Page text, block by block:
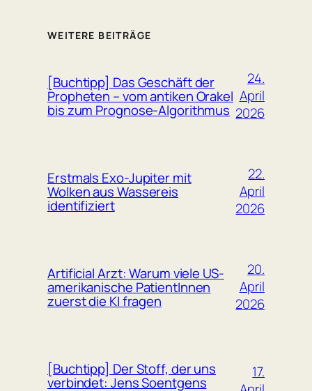
WEITERE BEITRÄGE
[Buchtipp] Das Geschäft der
Propheten – vom antiken Orakel
bis zum Prognose-Algorithmus
24.
April
2026
Erstmals Exo-Jupiter mit
Wolken aus Wassereis
identifiziert
22.
April
2026
Artificial Arzt: Warum viele US-
amerikanische PatientInnen
zuerst die KI fragen
20.
April
2026
[Buchtipp] Der Stoff, der uns
verbindet: Jens Soentgens
17.